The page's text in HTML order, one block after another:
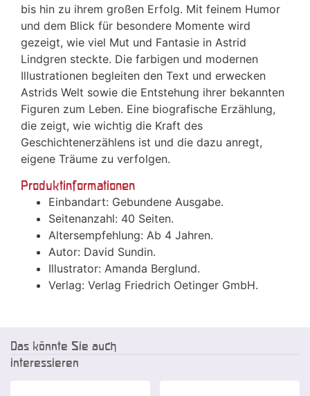
bis hin zu ihrem großen Erfolg. Mit feinem Humor
und dem Blick für besondere Momente wird
gezeigt, wie viel Mut und Fantasie in Astrid
Lindgren steckte. Die farbigen und modernen
Illustrationen begleiten den Text und erwecken
Astrids Welt sowie die Entstehung ihrer bekannten
Figuren zum Leben. Eine biografische Erzählung,
die zeigt, wie wichtig die Kraft des
Geschichtenerzählens ist und die dazu anregt,
eigene Träume zu verfolgen.
Produktinformationen
Einbandart: Gebundene Ausgabe.
Seitenanzahl: 40 Seiten.
Altersempfehlung: Ab 4 Jahren.
Autor: David Sundin.
Illustrator: Amanda Berglund.
Verlag: Verlag Friedrich Oetinger GmbH.
Das könnte Sie auch
interessieren